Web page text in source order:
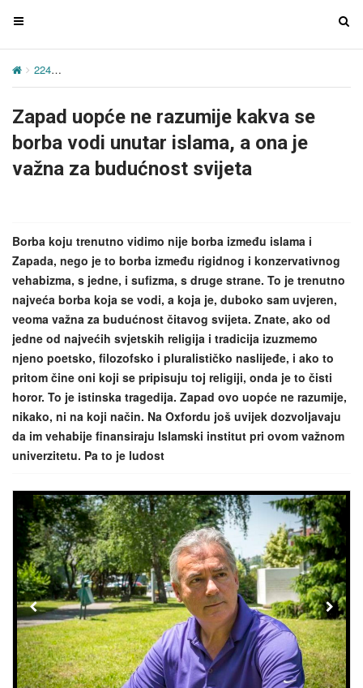
T
g
e
n
v
a
t
T
i
224
Zapad uopće ne razumije kakva se
borba vodi unutar islama, a ona je
važna za budućnost svijeta
Borba koju trenutno vidimo nije borba između islama i
Zapada, nego je to borba između rigidnog i konzervativnog
vehabizma, s jedne, i sufizma, s druge strane. To je trenutno
najveća borba koja se vodi, a koja je, duboko sam uvjeren,
veoma važna za budućnost čitavog svijeta. Znate, ako od
jedne od najvećih svjetskih religija i tradicija izuzmemo
njeno poetsko, filozofsko i pluralističko naslijeđe, i ako to
pritom čine oni koji se pripisuju toj religiji, onda je to čisti
horor. To je istinska tragedija. Zapad ovo uopće ne razumije,
nikako, ni na koji način. Na Oxfordu još uvijek dozvoljavaju
da im vehabije finansiraju Islamski institut pri ovom važnom
univerzitetu. Pa to je ludost